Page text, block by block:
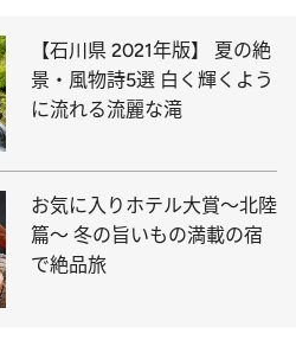
【石川県 2021年版】 夏の絶
景・風物詩5選 白く輝くよう
に流れる流麗な滝
お気に入りホテル大賞～北陸
篇～ 冬の旨いもの満載の宿
で絶品旅